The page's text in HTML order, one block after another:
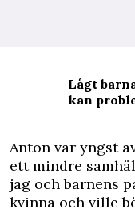
Lågt
kan
Anton var yngst
ett mindre
jag och barnens
kvinna och ville